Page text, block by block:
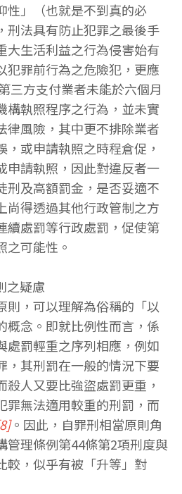
性」（也就是不到真的必
刑法具有防止犯罪之最後手
大生活利益之行為侵害始有
犯罪前行為之危險犯，更應
三方支付業者未能於六個月
構執照程序之行為，並未實
律風險，其中更不排除業者
或申請執照之時程倉促，
申請執照，因此對違反者一
刑及高額罰金，是否妥適不
尚得透過其他行政管制之方
續處罰等行政處罰，促使第
之可能性。
之疑慮
則，可以理解為俗稱的「以
概念。即就比例性而言，係
處罰輕重之序列相應，例如
，其刑罰在一般的情況下要
殺人又要比強盜處罰更重，
罪無法適用較重的刑罰，而
。因此，自罪刑相當原則角
管理條例第44條第2項刑度與
較，似乎有被「升等」對